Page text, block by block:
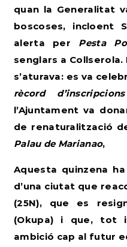
quan la Generalitat
boscoses, incloent
alerta per Pesta
senglars a
s’aturava: es va
rècord
l’Ajuntament va
de renaturalització
Palau de Marianao,
Aquesta quinzena
d’una ciutat que
(25N), que es
(Okupa) i que, tot
ambició cap al futur